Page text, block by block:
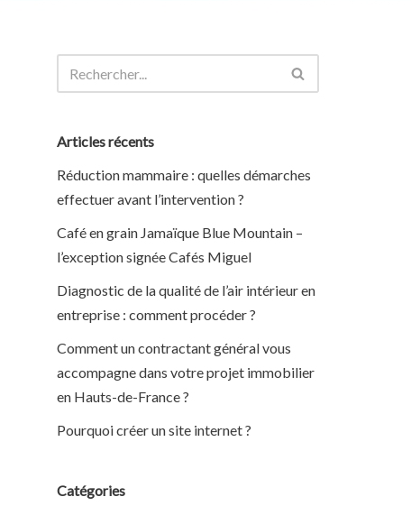
Articles récents
Réduction mammaire : quelles démarches
effectuer avant l’intervention ?
Café en grain Jamaïque Blue Mountain –
l’exception signée Cafés Miguel
Diagnostic de la qualité de l’air intérieur en
entreprise : comment procéder ?
Comment un contractant général vous
accompagne dans votre projet immobilier
en Hauts-de-France ?
Pourquoi créer un site internet ?
Catégories